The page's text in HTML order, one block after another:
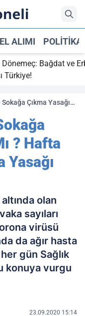
ALIMI POLITIKA
Bağdat ve Erbil
Çıkma Yasağı
? Hafta
Yasağı
olan
sayıları
virüsü
da ağır hasta
gün Sağlık
konuya vurgu
23.09.2020 15:14